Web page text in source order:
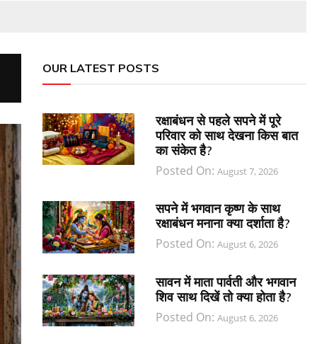
OUR LATEST POSTS
रक्षाबंधन से पहले सपने में पूरे
परिवार को साथ देखना किस बात
का संकेत है?
Posted On:August 7, 2026
सपने में भगवान कृष्ण के साथ
रक्षाबंधन मनाना क्या दर्शाता है?
Posted On:August 6, 2026
सावन में माता पार्वती और भगवान
शिव साथ दिखें तो क्या होता है?
Posted On:August 6, 2026